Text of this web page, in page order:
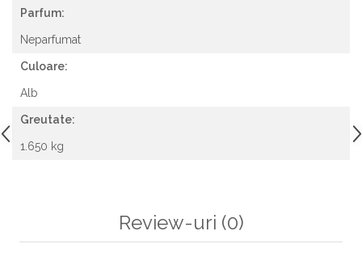
Parfum:
Neparfumat
Culoare:
Alb
Greutate:
1.650 kg
Review-uri (0)